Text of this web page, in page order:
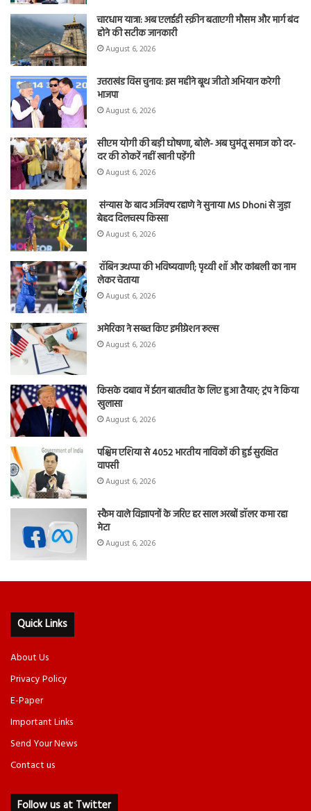
चारधाम यात्रा: अब एलईडी स्क्रीन बताएगी मौसम और मार्ग बंद
होने की सटीक जानकारी
August 6, 2026
उत्तराखंड विस चुनाव: इस महीने बूथ जीतो अभियान करेगी
भाजपा
August 6, 2026
सीएम योगी की बड़ी घोषणा, बोले- अब घुमंतू समाज को दर-
दर की ठोकरें नहीं खानी पड़ेंगी
August 6, 2026
संन्यास के बाद अजिंक्‍य रहाणे ने सुनाया MS Dhoni से जुड़ा
बेहद दिलचस्प किस्सा
August 6, 2026
रॉबिन उथप्पा की भविष्यवाणी; पृथ्वी शॉ और कांबली का नाम
लेकर चेताया
August 6, 2026
अमेरिका ने सख्त किए इमीग्रेशन रूल्स
August 6, 2026
किसके दबाव में ईरान बातचीत के लिए हुआ तैयार; ट्रंप ने किया
खुलासा
August 6, 2026
पश्चिम एशिया से 4052 भारतीय नाविकों की हुई सुरक्षित
वापसी
August 6, 2026
स्कैम वाले विज्ञापनों के जरिए हर साल अरबों डॉलर कमा रहा
मेटा
August 6, 2026
Quick Links
About Us
Privacy Policy
E-Paper
Important Links
Send Your News
Contact us
Follow us at Twitter